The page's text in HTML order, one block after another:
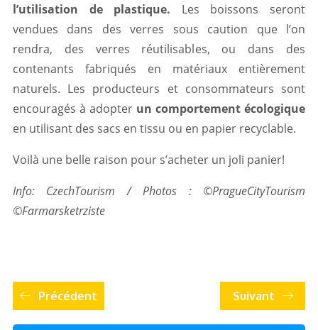
l’utilisation de plastique. Les boissons seront
vendues dans des verres sous caution que l’on
rendra, des verres réutilisables, ou dans des
contenants fabriqués en matériaux entièrement
naturels. Les producteurs et consommateurs sont
encouragés à adopter un comportement écologique
en utilisant des sacs en tissu ou en papier recyclable.
Voilà une belle raison pour s’acheter un joli panier!
Info: CzechTourism / Photos : ©PragueCityTourism
©Farmarsketrziste
Précédent Suivant